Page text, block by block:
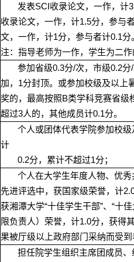
发表SCI收录论文，一作，计
收录论文，一作，计1.5分，参与
文，一作，计1分，参与者计0.1分
注：指导老师为一作，学生为二作
参加省级0.3分/次，市级0.2分/
加， 1分封顶。或参加校级及以上
奖的，最高按照B类学科竞赛省级
超过3人的，其他成员计0.1分。
个人或团体代表学院参加校
计
0.2分，累计不超过1分；
个人在大学生年度人物、优
先进评选中，获国家级荣誉，计
获湘潭大学“十佳学生干部”、 “十佳
限负责人）荣誉，计1.0分，获得
果被厅级以上政府部门采纳而受
担任院学生组织主席团成员